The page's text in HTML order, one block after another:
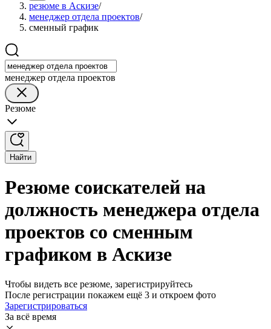
резюме в Аскизе/
менеджер отдела проектов/
сменный график
менеджер отдела проектов
Резюме
Найти
Резюме соискателей на
должность менеджера отдела
проектов со сменным
графиком в Аскизе
Чтобы видеть все резюме, зарегистрируйтесь
После регистрации покажем ещё 3 и откроем фото
Зарегистрироваться
За всё время